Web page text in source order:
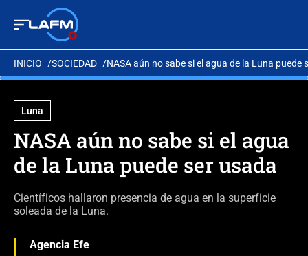
INICIO SOCIEDAD NASA aún no sabe si el agua de la Luna puede
Luna
NASA aún no sabe si el agua
de la Luna puede ser usada
Científicos hallaron presencia de agua en la superficie
soleada de la Luna.
Agencia Efe